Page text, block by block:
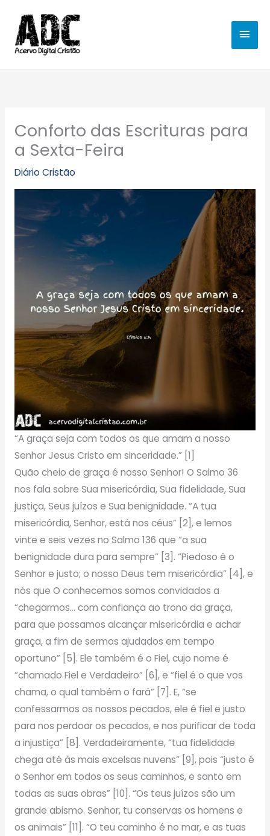
para
conteúdo
Conforto das Escrituras para
a Sexta-Feira
Diário Cristão
“A graça seja com todos os que amam a nosso
Senhor Jesus Cristo em sinceridade.” [1]
Quão cheio de graça é nosso Senhor! O Salmo 36
nos fala sobre Sua misericórdia, Sua fidelidade, Sua
justiça, Seus juízos e Sua benignidade. “A tua
misericórdia, Senhor, está nos céus” [2], e lemos
vinte e seis vezes no Salmo 136 que “a sua
benignidade dura para sempre” [3]. “Piedoso é o
Senhor e justo; o nosso Deus tem misericórdia” [4], e
nós que O conhecemos somos convidados a
“chegarmos… com confiança ao trono da graça,
para que possamos alcançar misericórdia e achar
graça, a fim de sermos ajudados em tempo
oportuno” [5]. Ele também é o Fiel, cujo nome é
“chamado Fiel e Verdadeiro” [6], e “fiel é o que vos
chama, o qual também o fará” [7]. E, “se
confessarmos os nossos pecados, ele é fiel e justo
para nos perdoar os pecados, e nos purificar de toda
a injustiça” [8]. Verdadeiramente, “tua fidelidade
chega até às mais excelsas nuvens” [9], pois “justo é
o Senhor em todos os seus caminhos, e santo em
todas as suas obras” [10]. “Os teus juízos são um
grande abismo. Senhor, tu conservas os homens e
os animais” [11]. “O teu caminho é no mar, e as tuas